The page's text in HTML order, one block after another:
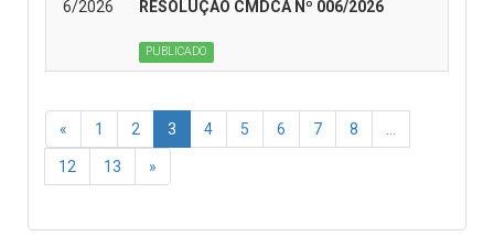
6/2026 RESOLUÇÃO CMDCA Nº 006/2026
PUBLICADO
« 1 2 3 4 5 6 7 8
12 13 »